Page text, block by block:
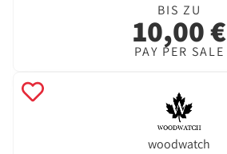
BIS ZU
10,00 €
PAY PER SALE
woodwatch